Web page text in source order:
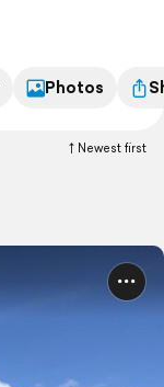
Photos
Newest first